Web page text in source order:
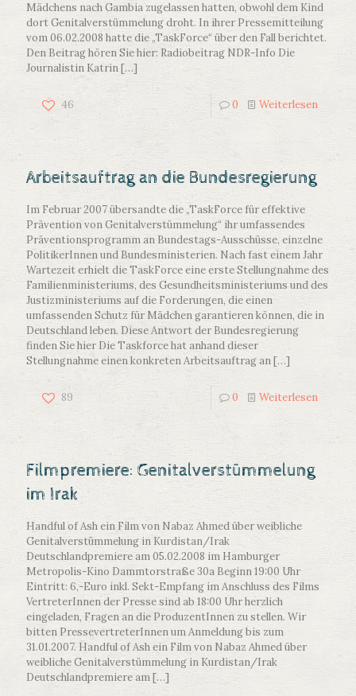
Mädchens nach Gambia zugelassen hatten, obwohl dem Kind
dort Genitalverstümmelung droht. In ihrer Pressemitteilung
vom 06.02.2008 hatte die „TaskForce“ über den Fall berichtet.
Den Beitrag hören Sie hier: Radiobeitrag NDR-Info Die
Journalistin Katrin[…]
46 0 Weiterlesen
Arbeitsauftrag an die Bundesregierung
Im Februar 2007 übersandte die „TaskForce für effektive
Prävention von Genitalverstümmelung“ ihr umfassendes
Präventionsprogramm an Bundestags-Ausschüsse, einzelne
PolitikerInnen und Bundesministerien. Nach fast einem Jahr
Wartezeit erhielt die TaskForce eine erste Stellungnahme des
Familienministeriums, des Gesundheitsministeriums und des
Justizministeriums auf die Forderungen, die einen
umfassenden Schutz für Mädchen garantieren können, die in
Deutschland leben. Diese Antwort der Bundesregierung
finden Sie hier Die Taskforce hat anhand dieser
Stellungnahme einen konkreten Arbeitsauftrag an[…]
89 0 Weiterlesen
Filmpremiere: Genitalverstümmelung
im Irak
Handful of Ash ein Film von Nabaz Ahmed über weibliche
Genitalverstümmelung in Kurdistan/Irak
Deutschlandpremiere am 05.02.2008 im Hamburger
Metropolis-Kino Dammtorstraße 30a Beginn 19:00 Uhr
Eintritt: 6,-Euro inkl. Sekt-Empfang im Anschluss des Films
VertreterInnen der Presse sind ab 18:00 Uhr herzlich
eingeladen, Fragen an die ProduzentInnen zu stellen. Wir
bitten PressevertreterInnen um Anmeldung bis zum
31.01.2007. Handful of Ash ein Film von Nabaz Ahmed über
weibliche Genitalverstümmelung in Kurdistan/Irak
Deutschlandpremiere am[…]